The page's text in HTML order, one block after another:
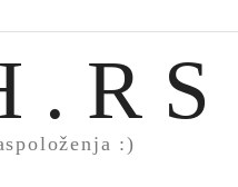
. R S
:)